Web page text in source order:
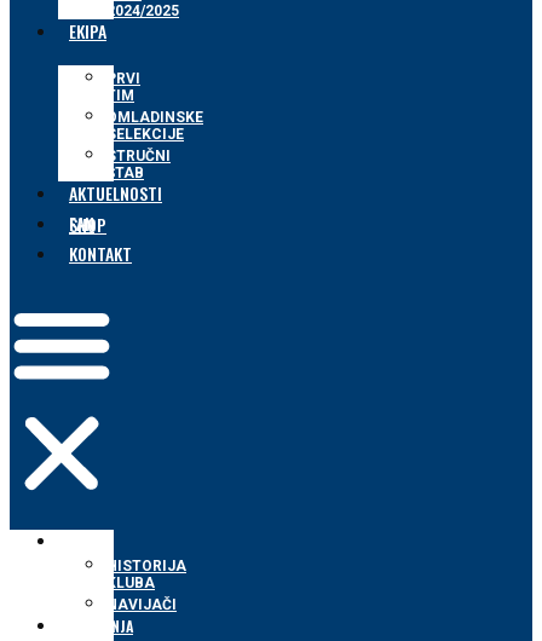
2024/2025
EKIPA
PRVI
TIM
OMLADINSKE
SELEKCIJE
STRUČNI
ŠTAB
AKTUELNOSTI
FAN SHOP
KONTAKT
HISTORIJA
KLUBA
NAVIJAČI
TAKMIČENJA